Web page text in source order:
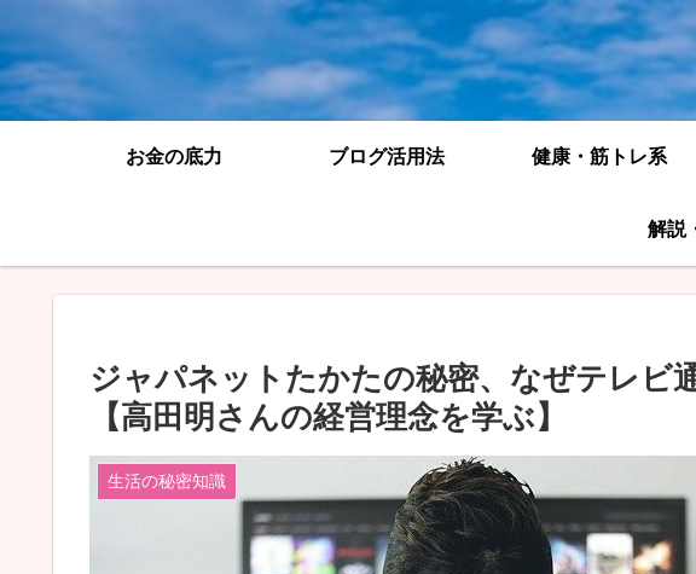
お金の底力 ブログ活用法 健康・筋トレ系
解説
ジャパネットたかたの秘密、なぜテレビ
【高田明さんの経営理念を学ぶ】
生活の秘密知識